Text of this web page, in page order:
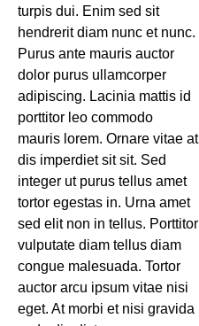
turpis dui. Enim sed sit
hendrerit diam nunc et nunc.
Purus ante mauris auctor
dolor purus ullamcorper
adipiscing. Lacinia mattis id
porttitor leo commodo
mauris lorem. Ornare vitae at
dis imperdiet sit sit. Sed
integer ut purus tellus amet
tortor egestas in. Urna amet
sed elit non in tellus. Porttitor
vulputate diam tellus diam
congue malesuada. Tortor
auctor arcu ipsum vitae nisi
eget. At morbi et nisi gravida